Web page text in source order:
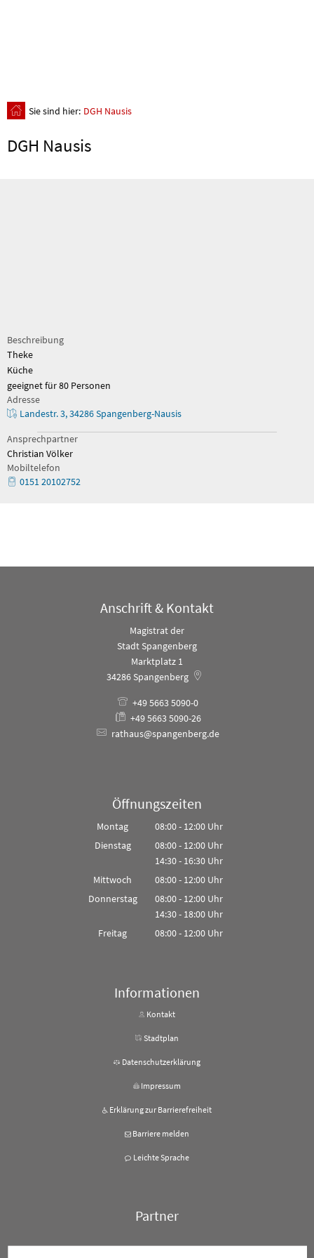
Sie sind hier: DGH Nausis
DGH Nausis
Beschreibung
Theke
Küche
geeignet für 80 Personen
Adresse
Landestr. 3, 34286 Spangenberg-Nausis
Ansprechpartner
Christian Völker
Mobiltelefon
0151 20102752
Anschrift & Kontakt
Magistrat der
Stadt Spangenberg
Marktplatz 1
34286 Spangenberg
+49 5663 5090-0
+49 5663 5090-26
rathaus@spangenberg.de
Öffnungszeiten
Montag 08:00- 12:00Uhr
Von 08:00 bis 12:00 Uhr
Dienstag 08:00- 12:00Uhr
Von 08:00 bis 12:00 Uhr
14:30- 16:30Uhr
Von 14:30 bis 16:30 Uhr
Mittwoch 08:00- 12:00Uhr
Von 08:00 bis 12:00 Uhr
Donnerstag 08:00- 12:00Uhr
Von 08:00 bis 12:00 Uhr
14:30- 18:00Uhr
Von 14:30 bis 18:00 Uhr
Freitag 08:00- 12:00Uhr
Informationen
Kontakt
Stadtplan
Datenschutzerklärung
Impressum
Erklärung zur Barrierefreiheit
Barriere melden
Leichte Sprache
Partner